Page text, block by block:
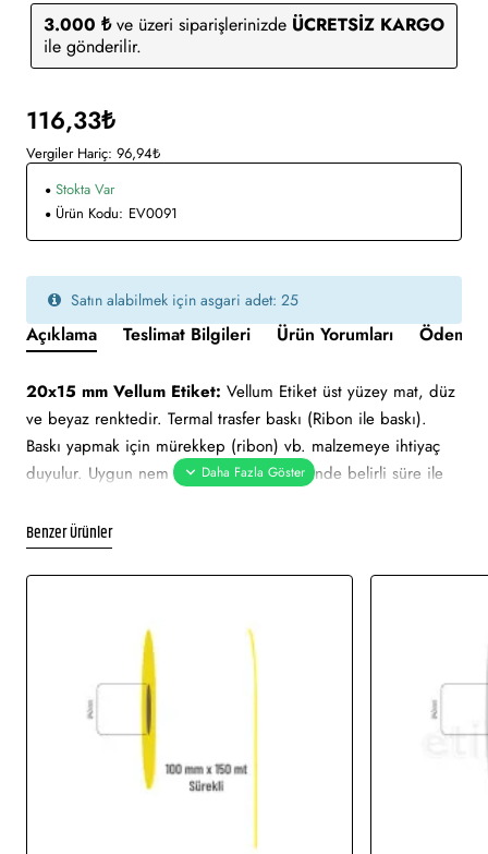
3.000 ₺ve üzeri siparişlerinizde ÜCRETSİZ KARGO
ile gönderilir.
116,33₺
Vergiler Hariç: 96,94₺
Stokta Var
Ürün Kodu: EV0091
Satın alabilmek için asgari adet: 25
Açıklama Teslimat Bilgileri Ürün Yorumları Ödeme
20x15 mm Vellum Etiket: Vellum Etiket üst yüzey mat, düz
ve beyaz renktedir. Termal trasfer baskı (Ribon ile baskı).
Baskı yapmak için mürekkep (ribon) vb. malzemeye ihtiyaç
duyulur. Uygun nem ve sıcaklık değerlerinde belirli süre ile
ışını gibi hafif derecedeki ısılarda zarar görmez.
20x15 mm Vellum Etiket tüm barkod yazıcılar için uygundur.
(Kuvvetli yapışkan tutkal), Nonpern (İz Bırakmayan yapışkanlı
tutkal), Deep frezee (Soğuğa dayanıklı yapışkanlı tutkal)
Kullanılan Etiketler:
Barkod etiketi, lot etiketi, raf etiketi,
ürün etiketi, koli üstü etiketi. Genellikle hızlı tüketim
ürünlerinde kullanımı uygundur.
Benzer Ürünler